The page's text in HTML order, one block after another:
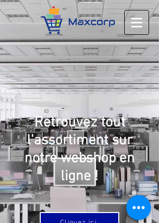
Retrouvez tout
l'assortiment sur
notre webshop en
ligne !